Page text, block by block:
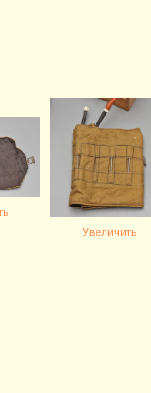
Увеличить